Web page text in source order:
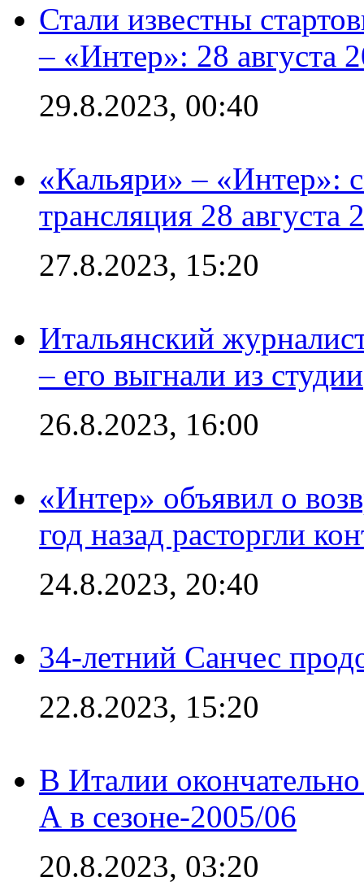
Стали известны
– «Интер»: 28 августа
29.8.2023, 00:40
«Кальяри» – «Интер»:
трансляция 28 августа
27.8.2023, 15:20
Итальянский
– его выгнали из студии
26.8.2023, 16:00
«Интер» объявил о
год назад расторгли
24.8.2023, 20:40
34-летний Санчес
22.8.2023, 15:20
В Италии
А в сезоне-2005/06
20.8.2023, 03:20